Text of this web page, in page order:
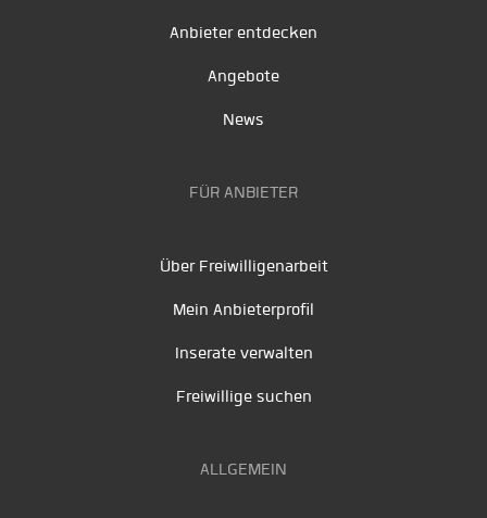
Anbieter entdecken
Angebote
News
FÜR ANBIETER
Über Freiwilligenarbeit
Mein Anbieterprofil
Inserate verwalten
Freiwillige suchen
ALLGEMEIN